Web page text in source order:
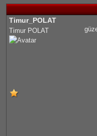
Timur_POLAT
Timur POLAT